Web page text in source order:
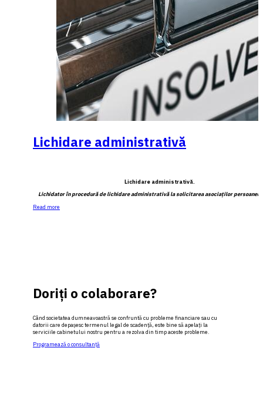
Lichidare administrativă
Lichidare administrativă.
Lichidator în procedură de lichidare administrativă la solicitarea asociaţilor persoanei
Read more
Doriţi o colaborare?
Când societatea dumneavoastră se confruntă cu probleme financiare sau cu
datorii care depașesc termenul legal de scadență, este bine să apelați la
serviciile cabinetului nostru pentru a rezolva din timp aceste probleme.
Programează o consultanţă